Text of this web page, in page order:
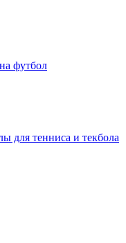
футбол
для тенниса и текбола